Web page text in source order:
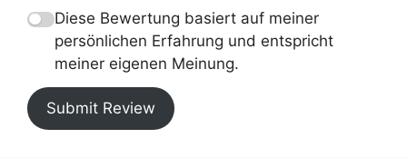
Diese Bewertung basiert auf meiner
persönlichen Erfahrung und entspricht
meiner eigenen Meinung.
Submit Review